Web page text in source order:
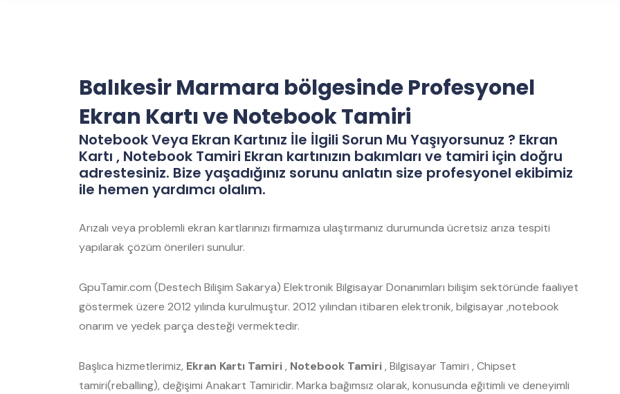
Balıkesir Marmara bölgesinde Profesyonel
Ekran Kartı ve Notebook Tamiri
Notebook Veya Ekran Kartınız İle İlgili Sorun Mu Yaşıyorsunuz ? Ekran
Kartı , Notebook Tamiri Ekran kartınızın bakımları ve tamiri için doğru
adrestesiniz. Bize yaşadığınız sorunu anlatın size profesyonel ekibimiz
ile hemen yardımcı olalım.
Arızalı veya problemli ekran kartlarınızı firmamıza ulaştırmanız durumunda ücretsiz arıza tespiti
yapılarak çözüm önerileri sunulur.
GpuTamir.com (Destech Bilişim Sakarya) Elektronik Bilgisayar Donanımları bilişim sektöründe faaliyet
göstermek üzere 2012 yılında kurulmuştur. 2012 yılından itibaren elektronik, bilgisayar ,notebook
onarım ve yedek parça desteği vermektedir.
Başlıca hizmetlerimiz, Ekran Kartı Tamiri, Notebook Tamiri, Bilgisayar Tamiri , Chipset
tamiri(reballing), değişimi Anakart Tamiridir. Marka bağımsız olarak, konusunda eğitimli ve deneyimli